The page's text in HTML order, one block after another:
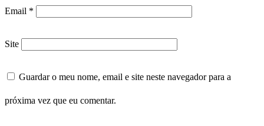
Email *
Site
Guardar o meu nome, email e site neste navegador para a
próxima vez que eu comentar.